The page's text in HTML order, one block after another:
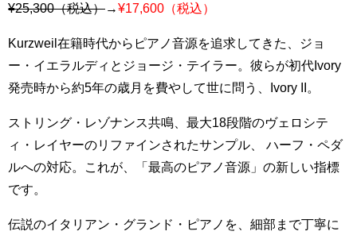
¥25,300（税込）→¥17,600（税込）
Kurzweil在籍時代からピアノ音源を追求してきた、ジョ
ー・イエラルディとジョージ・テイラー。彼らが初代Ivory
発売時から約5年の歳月を費やして世に問う、Ivory II。
ストリング・レゾナンス共鳴、最大18段階のヴェロシテ
ィ・レイヤーのリファインされたサンプル、 ハーフ・ペダ
ルへの対応。これが、「最高のピアノ音源」の新しい指標
です。
伝説のイタリアン・グランド・ピアノを、細部まで丁寧に